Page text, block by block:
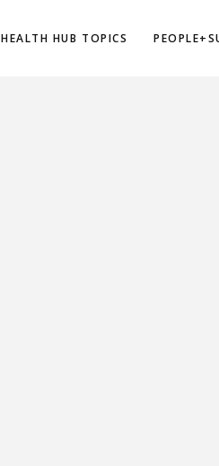
HEALTH HUB TOPICS